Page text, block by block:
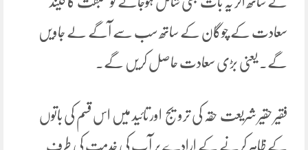
سعادت کے چوگان کے ساتھ سب سے آگے لے جاویں
گے۔ یعنی بڑی سعادت حاصل کریں گے۔
فقیر حقیر شریعت حقہ کی ترویج اور تائید میں اس قسم کی باتوں
کے ظاہر کرنے کے ارادے پر آپ کی خدمت کی طرف